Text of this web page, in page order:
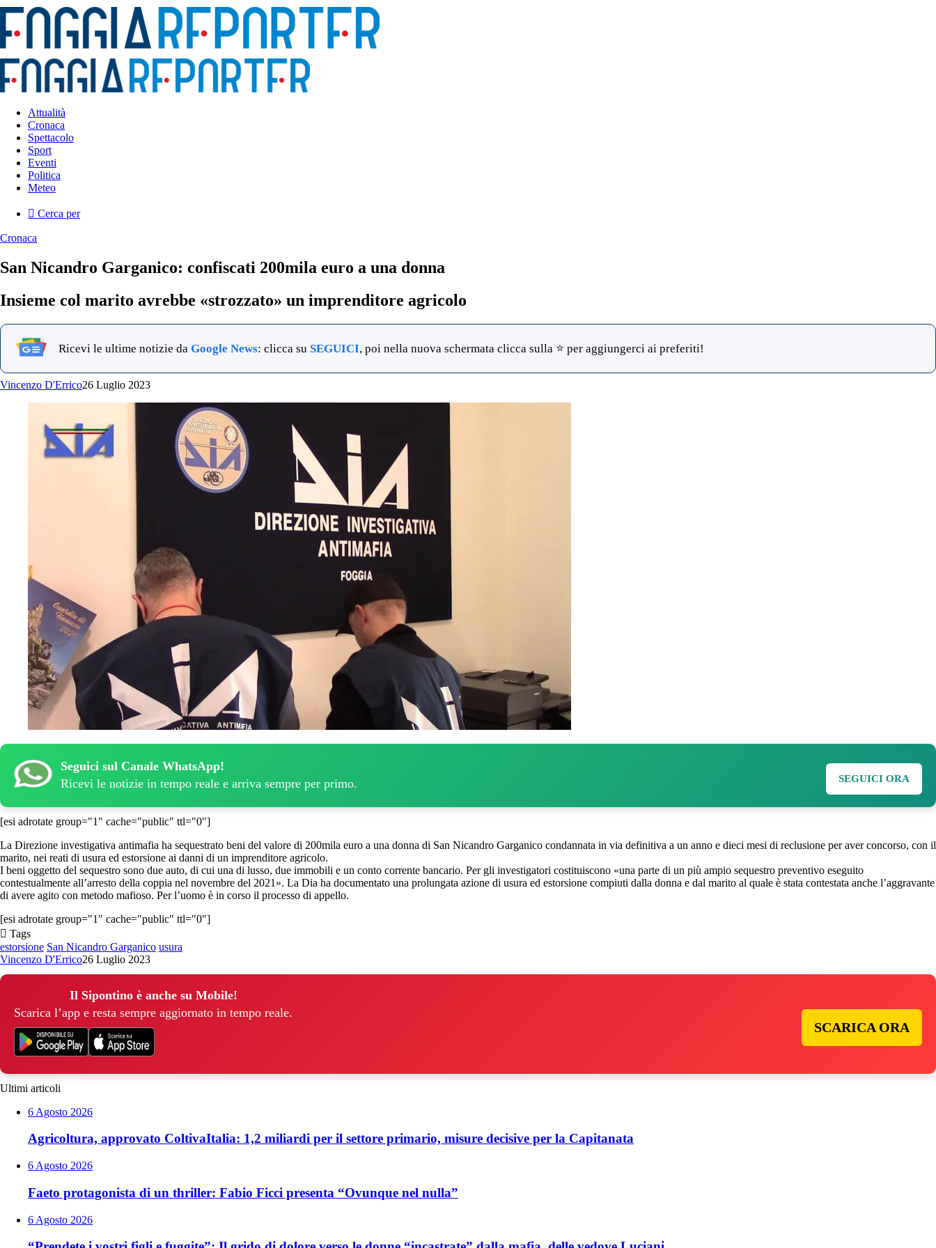
Attualità
Cronaca
Spettacolo
Sport
Eventi
Politica
Meteo
Cerca per
Cronaca
San Nicandro Garganico: confiscati 200mila euro a una donna
Insieme col marito avrebbe «strozzato» un imprenditore agricolo
Ricevi le ultime notizie da Google News: clicca su SEGUICI, poi nella nuova schermata clicca sulla ⭐ per aggiungerci ai preferiti!
Vincenzo D'Errico26 Luglio 2023
Seguici sul Canale WhatsApp!
Ricevi le notizie in tempo reale e arriva sempre per primo.
SEGUICI ORA
[esi adrotate group="1" cache="public" ttl="0"]
La Direzione investigativa antimafia ha sequestrato beni del valore di 200mila euro a una donna di San Nicandro Garganico condannata in via definitiva a un anno e dieci mesi di reclusione per aver concorso, con il
marito, nei reati di usura ed estorsione ai danni di un imprenditore agricolo.
I beni oggetto del sequestro sono due auto, di cui una di lusso, due immobili e un conto corrente bancario. Per gli investigatori costituiscono «una parte di un più ampio sequestro preventivo eseguito
contestualmente all’arresto della coppia nel novembre del 2021». La Dia ha documentato una prolungata azione di usura ed estorsione compiuti dalla donna e dal marito al quale è stata contestata anche l’aggravante
di avere agito con metodo mafioso. Per l’uomo è in corso il processo di appello.
[esi adrotate group="1" cache="public" ttl="0"]
Tags
estorsione San Nicandro Garganico usura
Vincenzo D'Errico26 Luglio 2023
Il Sipontino è anche su Mobile!
Scarica l’app e resta sempre aggiornato in tempo reale.
SCARICA ORA
Ultimi articoli
6 Agosto 2026
Agricoltura, approvato ColtivaItalia: 1,2 miliardi per il settore primario, misure decisive per la Capitanata
6 Agosto 2026
Faeto protagonista di un thriller: Fabio Ficci presenta “Ovunque nel nulla”
6 Agosto 2026